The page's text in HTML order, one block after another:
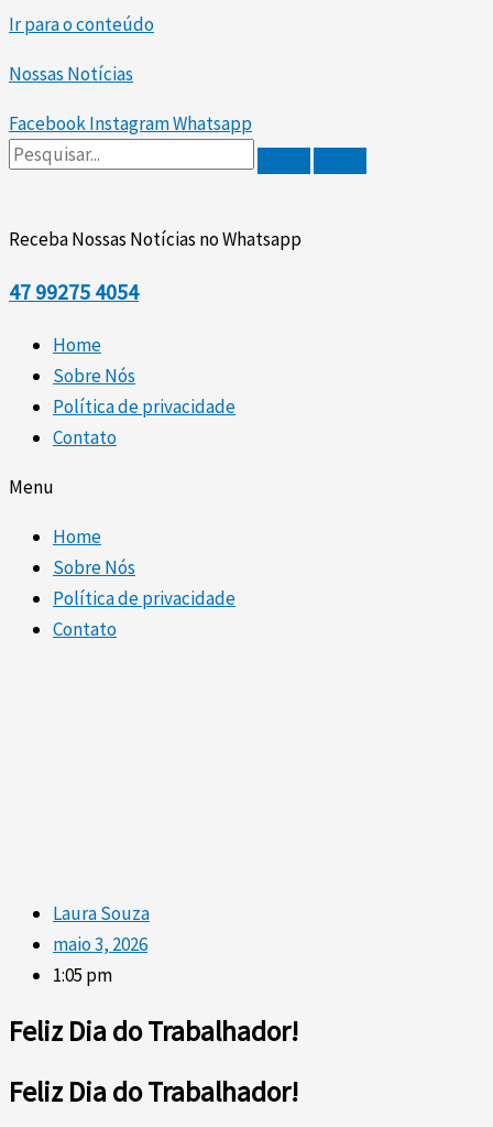
Ir para o conteúdo
Nossas Notícias
FacebookInstagramWhatsapp
Receba Nossas Notícias no Whatsapp
47 99275 4054
Home
Sobre Nós
Política de privacidade
Contato
Menu
Home
Sobre Nós
Política de privacidade
Contato
Laura Souza
maio 3, 2026
1:05 pm
Feliz Dia do Trabalhador!
Feliz Dia do Trabalhador!